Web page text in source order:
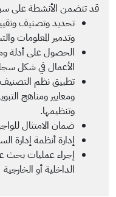
قد تتضمن الأنشطة على
تحديد وتصنيف
وتدمير المعلومات
الحصول على أدلة
الأعمال في شكل
تطبيق نظم التصنيف
ومعايير ومناهج
وتنظيمها.
ضمان الامتثال
إدارة أنظمة إدارة
إجراء عمليات بحث
الداخلية أو الخارجية